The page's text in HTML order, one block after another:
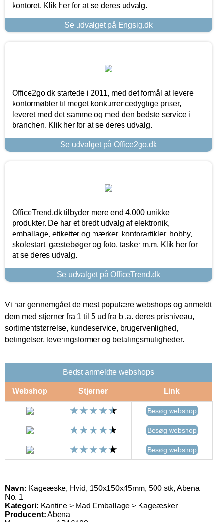
kontoret. Klik her for at se deres udvalg.
Se udvalget på Engsig.dk
Office2go.dk startede i 2011, med det formål at levere
kontormøbler til meget konkurrencedygtige priser,
leveret med det samme og med den bedste service i
branchen. Klik her for at se deres udvalg.
Se udvalget på Office2go.dk
OfficeTrend.dk tilbyder mere end 4.000 unikke
produkter. De har et bredt udvalg af elektronik,
emballage, etiketter og mærker, kontorartikler, hobby,
skolestart, gæstebøger og foto, tasker m.m. Klik her for
at se deres udvalg.
Se udvalget på OfficeTrend.dk
Vi har gennemgået de mest populære webshops og anmeldt
dem med stjerner fra 1 til 5 ud fra bl.a. deres prisniveau,
sortimentstørrelse, kundeservice, brugervenlighed,
betingelser, leveringsformer og betalingsmuligheder.
Bedst anmeldte webshops
Webshop Stjerner Link
Besøg webshop
Besøg webshop
Besøg webshop
Navn: Kageæske, Hvid, 150x150x45mm, 500 stk, Abena
No. 1
Kategori: Kantine > Mad Emballage > Kageæsker
Producent: Abena